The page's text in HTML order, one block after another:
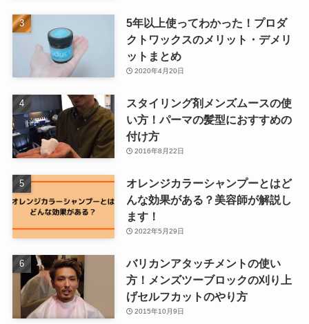
5年以上使ってわかった！プロダ
クトワックスのメリット・デメリ
ットまとめ
2020年4月20日
スタイリング剤メンズムースの使
い方！パーマの髪型におすすめの
付け方
2016年8月22日
オレンジカラーシャンプーとはど
んな効果がある？美容師が解説し
ます！
2022年5月29日
バリカンアタッチメントの使い
方！メンズツーブロックの刈り上
げセルフカットのやり方
2015年10月9日